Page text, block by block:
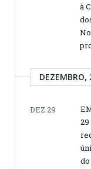
à
DEZEMBRO,
DEZ 29
29